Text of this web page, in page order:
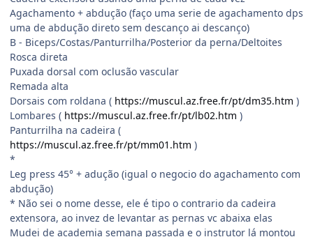
Agachamento + abdução (faço uma serie de agachamento dps
uma de abdução direto sem descanço ai descanço)
B - Biceps/Costas/Panturrilha/Posterior da perna/Deltoites
Rosca direta
Puxada dorsal com oclusão vascular
Remada alta
Dorsais com roldana ( https://muscul.az.free.fr/pt/dm35.htm )
Lombares ( https://muscul.az.free.fr/pt/lb02.htm )
Panturrilha na cadeira (
https://muscul.az.free.fr/pt/mm01.htm )
*
Leg press 45° + adução (igual o negocio do agachamento com
abdução)
* Não sei o nome desse, ele é tipo o contrario da cadeira
extensora, ao invez de levantar as pernas vc abaixa elas
Mudei de academia semana passada e o instrutor lá montou